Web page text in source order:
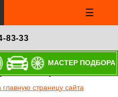
☰
83-33
МАСТЕР ПОДБОРА
НЕ СУЩЕСТВУЕТ!
главную страницу сайта